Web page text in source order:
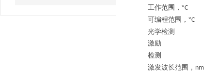
问题解答
工作范围， °C
可编程范围， °C
光学检测
激励
检测
激发波长范围，